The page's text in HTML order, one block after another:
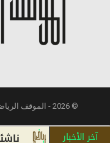
© 2026 - الموقف الرياضي. All Rights Reserved.
آخر الأخبار ناشئو